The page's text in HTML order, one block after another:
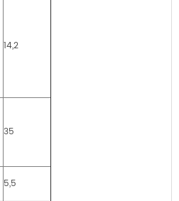
14,2
35
5,5